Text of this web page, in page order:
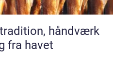
håndværk
fra havet